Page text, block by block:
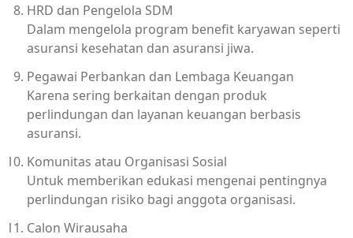
HRD dan Pengelola SDM
Dalam mengelola program benefit karyawan seperti
asuransi kesehatan dan asuransi jiwa.
Pegawai Perbankan dan Lembaga Keuangan
Karena sering berkaitan dengan produk
perlindungan dan layanan keuangan berbasis
asuransi.
Komunitas atau Organisasi Sosial
Untuk memberikan edukasi mengenai pentingnya
perlindungan risiko bagi anggota organisasi.
Calon Wirausaha